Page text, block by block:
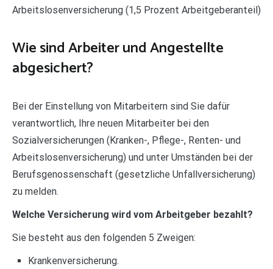
Arbeitslosenversicherung (1,5 Prozent Arbeitgeberanteil)
Wie sind Arbeiter und Angestellte
abgesichert?
Bei der Einstellung von Mitarbeitern sind Sie dafür
verantwortlich, Ihre neuen Mitarbeiter bei den
Sozialversicherungen (Kranken-, Pflege-, Renten- und
Arbeitslosenversicherung) und unter Umständen bei der
Berufsgenossenschaft (gesetzliche Unfallversicherung)
zu melden.
Welche Versicherung wird vom Arbeitgeber bezahlt?
Sie besteht aus den folgenden 5 Zweigen:
Krankenversicherung.